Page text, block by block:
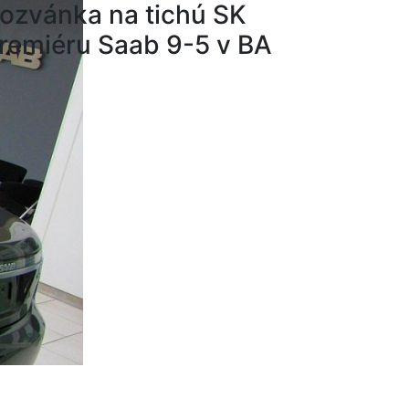
na tichú SK
Saab 9-5 v BA